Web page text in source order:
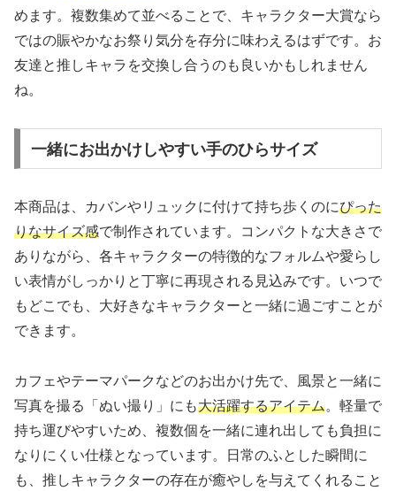
めます。複数集めて並べることで、キャラクター大賞なら
ではの賑やかなお祭り気分を存分に味わえるはずです。お
友達と推しキャラを交換し合うのも良いかもしれません
ね。
一緒にお出かけしやすい手のひらサイズ
本商品は、カバンやリュックに付けて持ち歩くのにぴった
りなサイズ感で制作されています。コンパクトな大きさで
ありながら、各キャラクターの特徴的なフォルムや愛らし
い表情がしっかりと丁寧に再現される見込みです。いつで
もどこでも、大好きなキャラクターと一緒に過ごすことが
できます。
カフェやテーマパークなどのお出かけ先で、風景と一緒に
写真を撮る「ぬい撮り」にも大活躍するアイテム。軽量で
持ち運びやすいため、複数個を一緒に連れ出しても負担に
なりにくい仕様となっています。日常のふとした瞬間に
も、推しキャラクターの存在が癒やしを与えてくれること